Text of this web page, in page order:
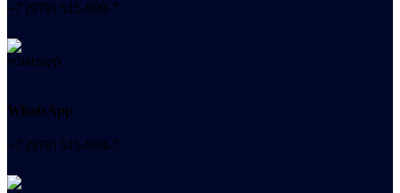
+7 (978) 515-999-7
WhatsApp
+7 (978) 515-999-7